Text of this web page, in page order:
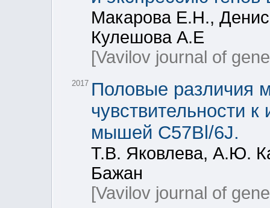
Макарова Е.Н.,
Кулешова А.Е
[Vavilov journal of
2017 Половые различия
чувствительности
мышей C57Bl/6J.
Т.В. Яковлева, А.Ю.
Бажан
[Vavilov journal of